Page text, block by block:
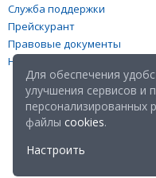
Служба поддержки
Прейскурант
Правовые документы
Настройка файлов cookies
Для обеспечения
улучшения сервисов и
персонализированных
файлы cookies.
Настроить